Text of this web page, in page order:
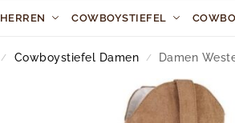
HERREN COWBOYSTIEFEL
/ Cowboystiefel Damen / Damen